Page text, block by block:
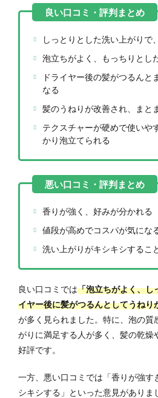
しっとりとした洗い上がりで
泡立ちがよく、もっちりとし
ドライヤー後の髪がつるんと
なる
髪のうねりが改善され、まと
テクスチャーが硬めで使いや
かり泡立てられる
香りが強く、好みが分かれる
値段が高めでコスパが気にな
洗い上がりがキシキシするこ
良い口コミでは「泡立ちがよく、し
イヤー後に髪がつるんとしてうねり
が多く見られました。特に、泡の質
がりに満足する人が多く、髪の乾燥
好評です。
一方、悪い口コミでは「香りが強す
シキシする」といった意見がありま